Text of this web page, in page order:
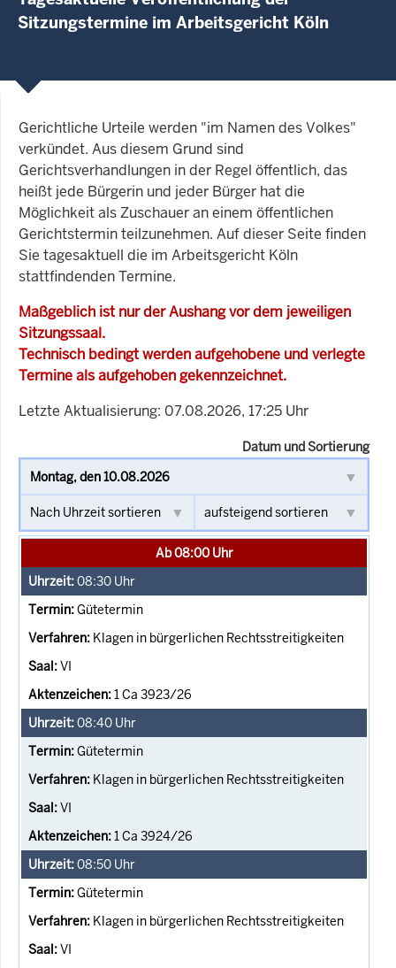
Sitzungstermine im Arbeitsgericht Köln
Gerichtliche Urteile werden "im Namen des Volkes"
verkündet. Aus diesem Grund sind
Gerichtsverhandlungen in der Regel öffentlich, das
heißt jede Bürgerin und jeder Bürger hat die
Möglichkeit als Zuschauer an einem öffentlichen
Gerichtstermin teilzunehmen. Auf dieser Seite finden
Sie tagesaktuell die im Arbeitsgericht Köln
stattfindenden Termine.
Maßgeblich ist nur der Aushang vor dem jeweiligen
Sitzungssaal.
Technisch bedingt werden aufgehobene und verlegte
Termine als aufgehoben gekennzeichnet.
Letzte Aktualisierung: 07.08.2026, 17:25 Uhr
Datum und Sortierung
Ab 08:00 Uhr
08:30 Uhr
Gütetermin
Klagen in bürgerlichen Rechtsstreitigkeiten
VI
1 Ca 3923/26
08:40 Uhr
Gütetermin
Klagen in bürgerlichen Rechtsstreitigkeiten
VI
1 Ca 3924/26
08:50 Uhr
Gütetermin
Klagen in bürgerlichen Rechtsstreitigkeiten
VI